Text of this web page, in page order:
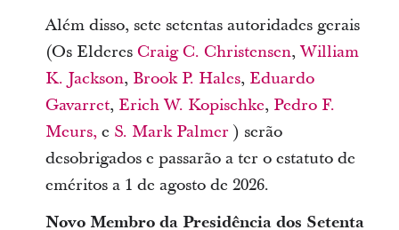
Além disso, sete setentas autoridades gerais
(Os Elderes Craig C. Christensen,William
K. Jackson, Brook P. Hales, Eduardo
Gavarret, Erich W. Kopischke,Pedro F.
Meurs,e S. Mark Palmer ) serão
desobrigados e passarão a ter o estatuto de
eméritos a 1 de agosto de 2026.
Novo Membro da Presidência dos Setenta